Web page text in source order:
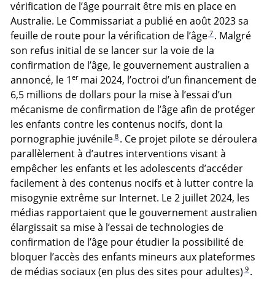
vérification de l’âge pourrait être mis en place en
Australie. Le Commissariat a publié en août 2023 sa
feuille de route pour la vérification de l’âge 7 . Malgré
son refus initial de se lancer sur la voie de la
confirmation de l’âge, le gouvernement australien a
annoncé, le 1ermai 2024, l’octroi d’un financement de
6,5 millions de dollars pour la mise à l’essai d’un
mécanisme de confirmation de l’âge afin de protéger
les enfants contre les contenus nocifs, dont la
pornographie juvénile 8 . Ce projet pilote se déroulera
parallèlement à d’autres interventions visant à
empêcher les enfants et les adolescents d’accéder
facilement à des contenus nocifs et à lutter contre la
misogynie extrême sur Internet. Le 2 juillet 2024, les
médias rapportaient que le gouvernement australien
élargissait sa mise à l’essai de technologies de
confirmation de l’âge pour étudier la possibilité de
bloquer l’accès des enfants mineurs aux plateformes
de médias sociaux (en plus des sites pour adultes) 9 .